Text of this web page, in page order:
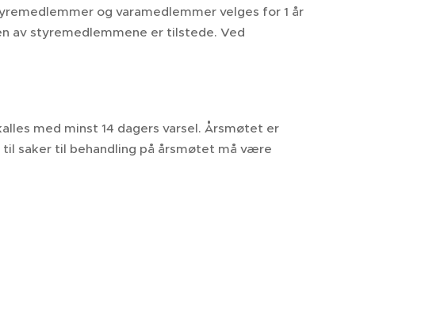
og varamedlemmer velges for 1 år
av styremedlemmene er tilstede. Ved
med minst 14 dagers varsel. Årsmøtet er
saker til behandling på årsmøtet må være